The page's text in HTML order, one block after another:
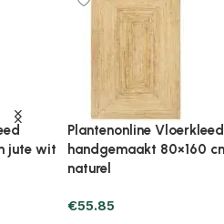
Plantenonline Vloerkleed
handgemaakt met spiraal
ontwerp 150 cm jute zwart